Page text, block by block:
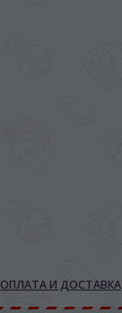
ОПЛАТА И ДОСТАВКА